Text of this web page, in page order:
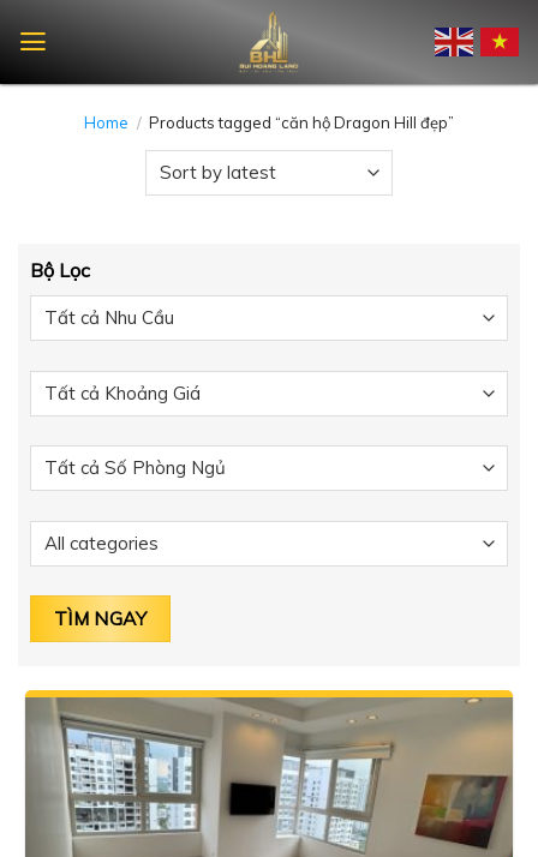
Home / Products tagged “căn hộ Dragon Hill đẹp”
Bộ Lọc